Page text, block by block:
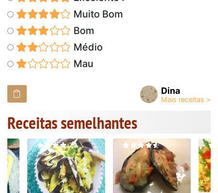
Muito Bom
Bom
Médio
Mau
Dina
Receitas semelhantes